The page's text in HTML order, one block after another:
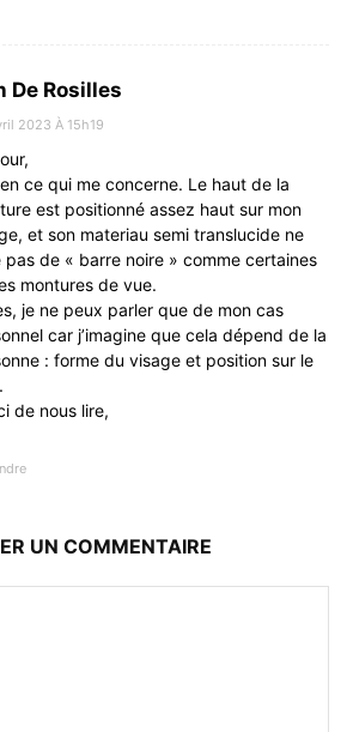
De Rosilles
2023 À 15h19
ce qui me concerne. Le haut de la
est positionné assez haut sur mon
et son materiau semi translucide ne
pas de « barre noire » comme certaines
montures de vue.
je ne peux parler que de mon cas
car j’imagine que cela dépend de la
: forme du visage et position sur le
de nous lire,
UN COMMENTAIRE